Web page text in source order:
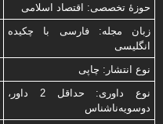
حوزۀ تخصصی: اقتصاد اسلامی
زبان مجله: فارسی با چكیده
انگلیسی
نوع انتشار: چاپی
نوع داوری: حداقل 2 داور،
دوسویه‌ناشناس